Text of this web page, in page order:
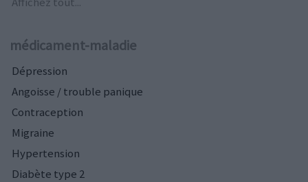
médicament-maladie
Dépression
Angoisse / trouble panique
Contraception
Migraine
Hypertension
Diabète type 2